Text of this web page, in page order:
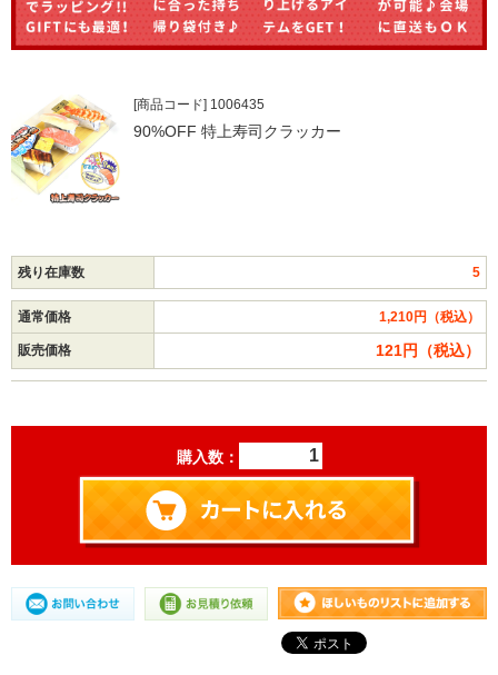
[商品コード] 1006435
90%OFF 特上寿司クラッカー
残り在庫数 5
通常価格 1,210円（税込）
販売価格 121円（税込）
購入数：